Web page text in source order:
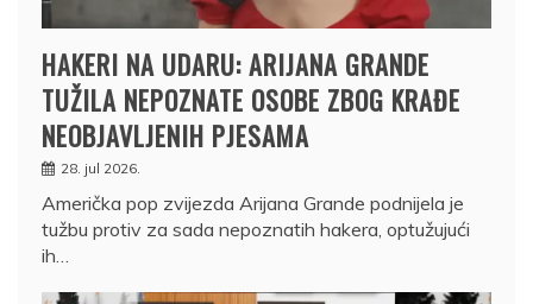
HAKERI NA UDARU: ARIJANA GRANDE
TUŽILA NEPOZNATE OSOBE ZBOG KRAĐE
NEOBJAVLJENIH PJESAMA
28. jul 2026.
Američka pop zvijezda Arijana Grande podnijela je
tužbu protiv za sada nepoznatih hakera, optužujući
ih…